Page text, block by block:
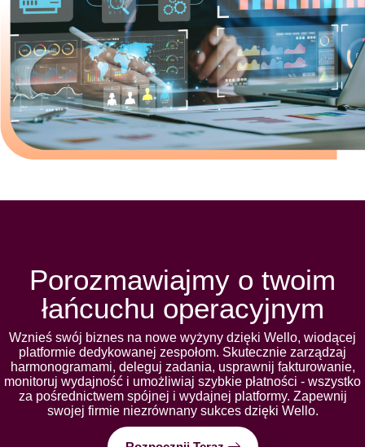
Porozmawiajmy o twoim
łańcuchu operacyjnym
Wznieś swój biznes na nowe wyżyny dzięki Wello, wiodącej
platformie dedykowanej zespołom. Skutecznie zarządzaj
harmonogramami, deleguj zadania, usprawnij fakturowanie,
monitoruj wydajność i umożliwiaj szybkie płatności - wszystko
za pośrednictwem spójnej i wydajnej platformy. Zapewnij
swojej firmie niezrównany sukces dzięki Wello.